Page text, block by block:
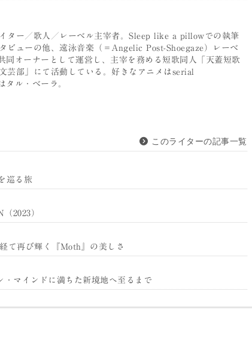
ター／歌人／レーベル主宰者。Sleep like a pillowでの執筆
ビューの他、遠泳音楽（＝Angelic Post-Shoegaze）レーベ
オーナーとして運営し、主宰を務める短歌同人「天蓋短歌
芸部」にて活動している。好きなアニメはserial
ル・ベーラ。
このライターの記事一覧
巡る旅
2023）
て再び輝く『Moth』の美しさ
マインドに満ちた新境地へ至るまで